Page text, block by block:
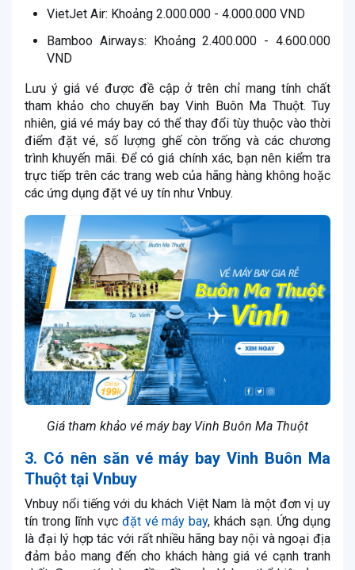
VietJet Air: Khoảng 2.000.000 - 4.000.000 VND
Bamboo Airways: Khoảng 2.400.000 - 4.600.000
VND
Lưu ý giá vé được đề cập ở trên chỉ mang tính chất
tham khảo cho chuyến bay Vinh Buôn Ma Thuột. Tuy
nhiên, giá vé máy bay có thể thay đổi tùy thuộc vào thời
điểm đặt vé, số lượng ghế còn trống và các chương
trình khuyến mãi. Để có giá chính xác, bạn nên kiểm tra
trực tiếp trên các trang web của hãng hàng không hoặc
các ứng dụng đặt vé uy tín như Vnbuy.
Giá tham khảo vé máy bay Vinh Buôn Ma Thuột
3. Có nên săn vé máy bay Vinh Buôn Ma
Thuột tại Vnbuy
Vnbuy nổi tiếng với du khách Việt Nam là một đơn vị uy
tín trong lĩnh vực đặt vé máy bay, khách sạn. Ứng dụng
là đại lý hợp tác với rất nhiều hãng bay nội và ngoại địa
đảm bảo mang đến cho khách hàng giá vé cạnh tranh